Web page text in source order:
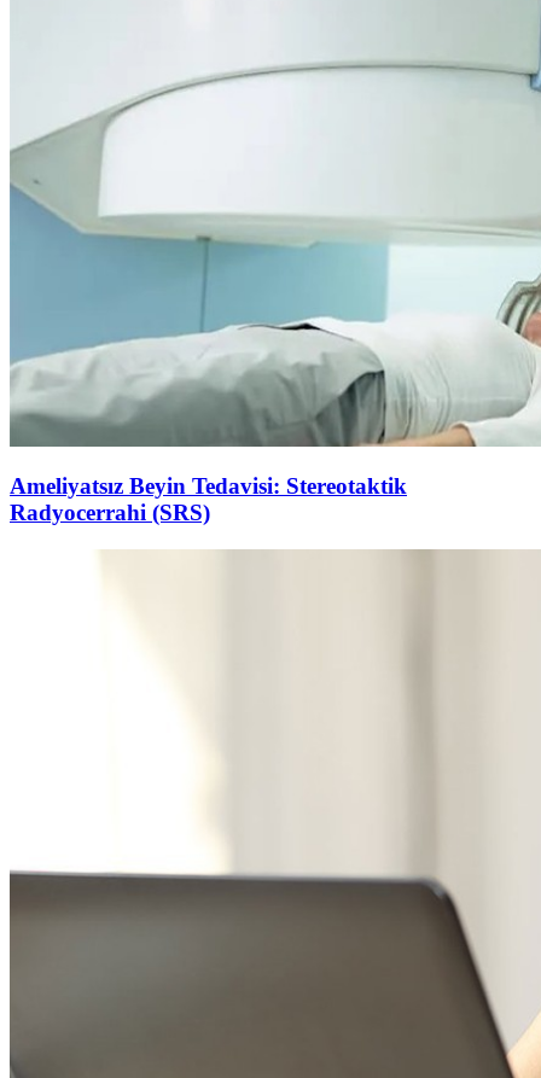
Ameliyatsız Beyin Tedavisi: Stereotaktik
Radyocerrahi (SRS)